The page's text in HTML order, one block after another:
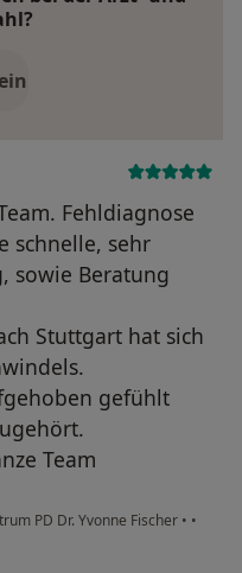
Fehldiagnose
schnelle, sehr
sowie Beratung
Stuttgart hat sich
gefühlt
Team
PD Dr. Yvonne Fischer • •